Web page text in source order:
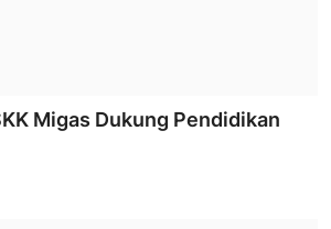
Migas Dukung Pendidikan